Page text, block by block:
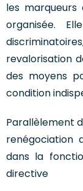
les
organisée.
revalorisation
des moyens
condition
Parallèlement
renégociation
dans la
directive